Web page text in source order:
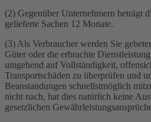
(2) Gegenüber Unternehmern beträgt
gelieferte Sachen 12 Monate.
(3) Als Verbraucher werden Sie
Güter oder die erbrachte
umgehend auf Vollständigkeit,
Transportschäden zu überprüfen und
Beanstandungen schnellstmöglich
nicht nach, hat dies natürlich keine
gesetzlichen